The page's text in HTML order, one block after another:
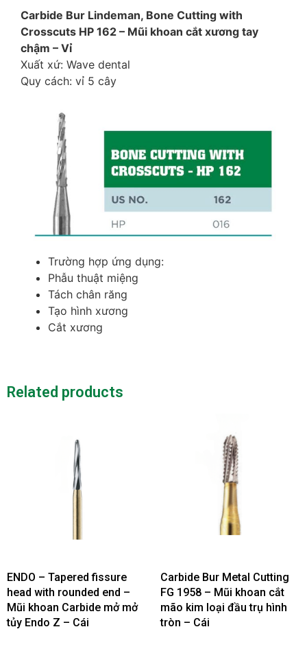
Carbide Bur Lindeman, Bone Cutting with
Crosscuts HP 162 – Mũi khoan cắt xương tay
chậm – Vỉ
Xuất xứ: Wave dental
Quy cách: vỉ 5 cây
Trường hợp ứng dụng:
Phẫu thuật miệng
Tách chân răng
Tạo hình xương
Cắt xương
Related products
ENDO – Tapered fissure
head with rounded end –
Mũi khoan Carbide mở mở
tủy Endo Z – Cái
Carbide Bur Metal Cutting
FG 1958 – Mũi khoan cắt
mão kim loại đầu trụ hình
tròn – Cái